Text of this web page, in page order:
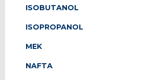
ISOBUTANOL
ISOPROPANOL
MEK
NAFTA